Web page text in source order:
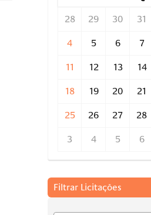
28 29 30 31
4 5 6 7
11 12 13 14
18 19 20 21
25 26 27 28
3 4 5 6
Filtrar Licitações